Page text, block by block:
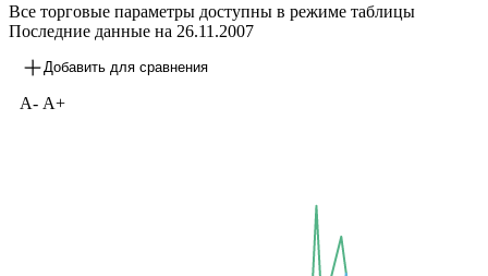
Все торговые параметры доступны в режиме таблицы
Последние данные на 26.11.2007
Добавить для сравнения